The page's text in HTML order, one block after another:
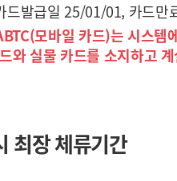
드발급일 25/01/01, 카드
모바일 카드)는 시스
와 실물 카드를 소지하고
최장 체류기간